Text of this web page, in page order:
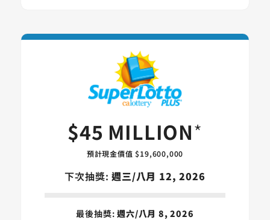
SuperLotto
$45 MILLION*
預計現金價值 $19,600,000
下次抽獎:週三/八月 12, 2026
最後抽獎:週六/八月 8, 2026